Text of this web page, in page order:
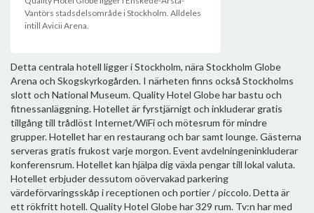
Vantörs stadsdelsområde i Stockholm. Alldeles
intill Avicii Arena.
Detta centrala hotell ligger i Stockholm, nära Stockholm Globe
Arena och Skogskyrkogården. I närheten finns också Stockholms
slott och National Museum. Quality Hotel Globe har bastu och
fitnessanläggning. Hotellet är fyrstjärnigt och inkluderar gratis
tillgång till trådlöst Internet/WiFi och mötesrum för mindre
grupper. Hotellet har en restaurang och bar samt lounge. Gästerna
serveras gratis frukost varje morgon. Event avdelningeninkluderar
konferensrum. Hotellet kan hjälpa dig växla pengar till lokal valuta.
Hotellet erbjuder dessutom oövervakad parkering
värdeförvaringsskåp i receptionen och portier / piccolo. Detta är
ett rökfritt hotell. Quality Hotel Globe har 329 rum. Tv:n har med